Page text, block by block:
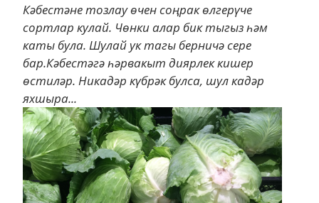
Кәбестәне тозлау өчен соңрак өлгерүче
сортлар кулай. Чөнки алар бик тыгыз һәм
каты була. Шулай ук тагы берничә сере
бар.Кәбестәгә һәрвакыт диярлек кишер
өстиләр. Никадәр күбрәк булса, шул кадәр
яхшыра...